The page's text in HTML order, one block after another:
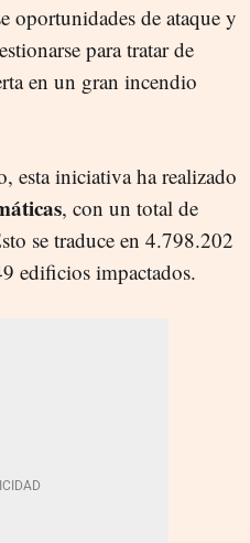
oportunidades de ataque y
para tratar de
en un gran incendio
esta iniciativa ha realizado
, con un total de
se traduce en 4.798.202
edificios impactados.